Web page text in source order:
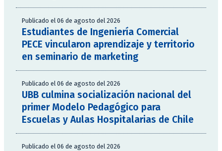
Publicado el 06 de agosto del 2026
Estudiantes de Ingeniería Comercial
PECE vincularon aprendizaje y territorio
en seminario de marketing
Publicado el 06 de agosto del 2026
UBB culmina socialización nacional del
primer Modelo Pedagógico para
Escuelas y Aulas Hospitalarias de Chile
Publicado el 06 de agosto del 2026